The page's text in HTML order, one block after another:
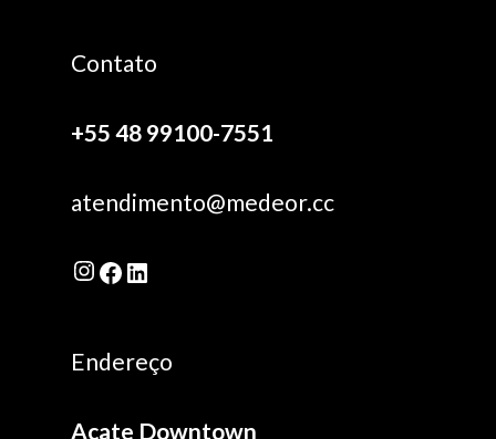
Contato
+55 48 99100-7551
atendimento@medeor.cc
Instagram
Facebook
Endereço
Acate Downtown